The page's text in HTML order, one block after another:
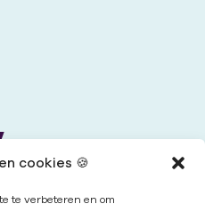
cookies 🍪
te verbeteren en om